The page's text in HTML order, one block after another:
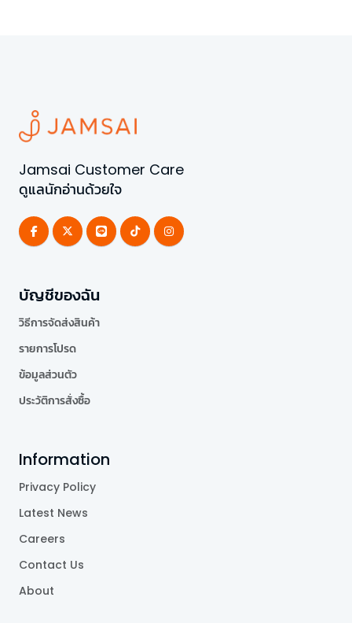
Jamsai Customer Care
ดูแลนักอ่านด้วยใจ
บัญชีของฉัน
วิธีการจัดส่งสินค้า
รายการโปรด
ข้อมูลส่วนตัว
ประวัติการสั่งซื้อ
Information
Privacy Policy
Latest News
Careers
Contact Us
About